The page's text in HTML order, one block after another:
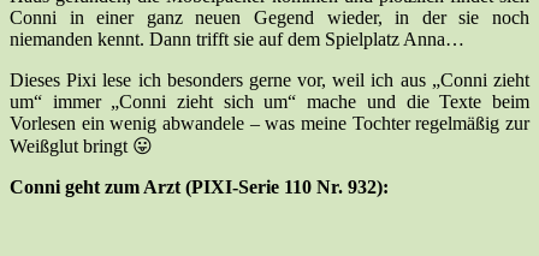
Conni in einer ganz neuen Gegend wieder, in der sie noch
niemanden kennt. Dann trifft sie auf dem Spielplatz Anna…
Dieses Pixi lese ich besonders gerne vor, weil ich aus „Conni zieht
um“ immer „Conni zieht sich um“ mache und die Texte beim
Vorlesen ein wenig abwandele – was meine Tochter regelmäßig zur
Weißglut bringt 😛
Conni geht zum Arzt (PIXI-Serie 110 Nr. 932):